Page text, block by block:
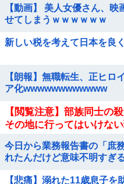
【動画】 美人女優さん、
せてしまうｗｗｗｗｗｗ
新しい税を考えて日本を良
【朗報】無職転生、正ヒロ
ア化wwwwwwwwwwww
【閲覧注意】部族同士の
その地に行ってはいけな
今日から業務報告書の「庶
れたんだけど意味不明すぎ
【悲痛】溺れた11歳息子